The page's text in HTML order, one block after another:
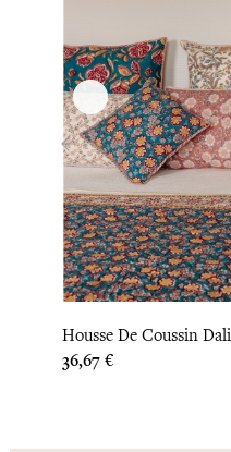
Housse De Coussin
Prix
36,67 €
‹